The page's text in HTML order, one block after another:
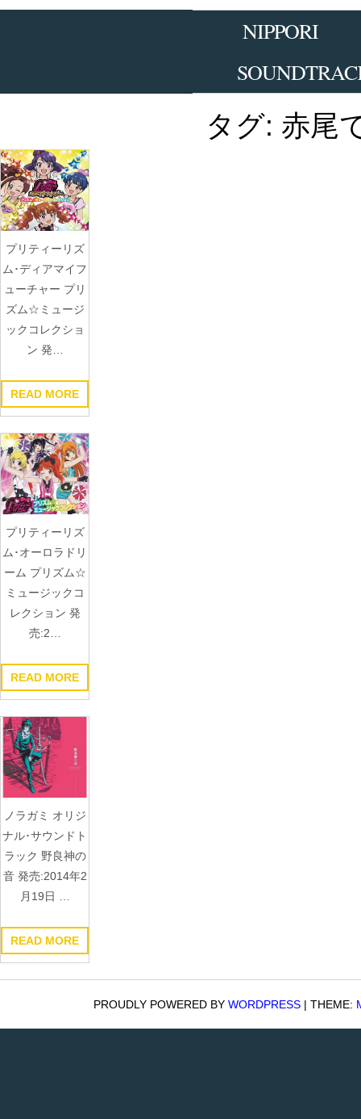
Skip
NIPPORI
タグ: 赤尾
プリティーリズ
ム･ディアマイフ
ューチャー プリ
ズム☆ミュージ
ックコレクショ
ン 発…
READ MORE
プリティーリズ
ム･オーロラドリ
ーム プリズム☆
ミュージックコ
レクション 発
売:2…
READ MORE
ノラガミ オリジ
ナル･サウンドト
ラック 野良神の
音 発売:2014年2
月19日 …
READ MORE
PROUDLY POWERED BY WORDPRESS | THEME: